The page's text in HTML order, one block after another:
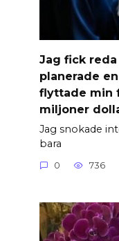
Jag fick
planerade
flyttade min
miljoner
Jag snokade
bara
0 736